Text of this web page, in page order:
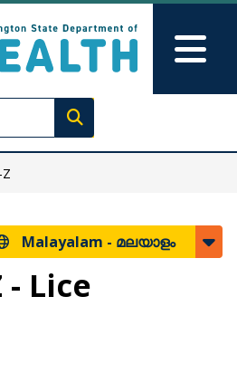
Execute search
Malayalam - മലയാളം
- Lice